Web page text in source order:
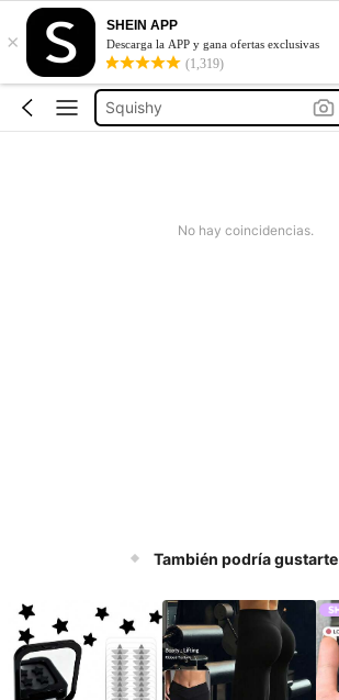
×
SHEIN APP
Descarga la APP y gana ofertas exclusivas
(1,319)
Jeans Mujer
Squishies
Squishy
No hay coincidencias.
También podría gustarte